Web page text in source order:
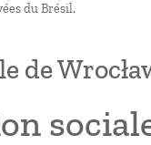
du Brésil.
de